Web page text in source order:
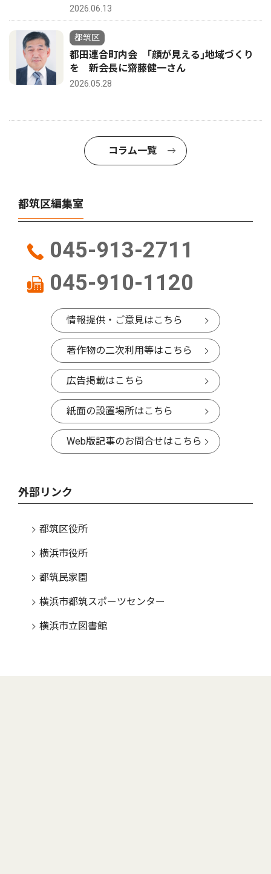
2026.06.13
都筑区
都田連合町内会 ｢顔が見える｣地域づくり
を 新会長に齋藤健一さん
2026.05.28
コラム一覧
都筑区編集室
045-913-2711
045-910-1120
情報提供・ご意見はこちら
著作物の二次利用等はこちら
広告掲載はこちら
紙面の設置場所はこちら
Web版記事のお問合せはこちら
外部リンク
都筑区役所
横浜市役所
都筑民家園
横浜市都筑スポーツセンター
横浜市立図書館